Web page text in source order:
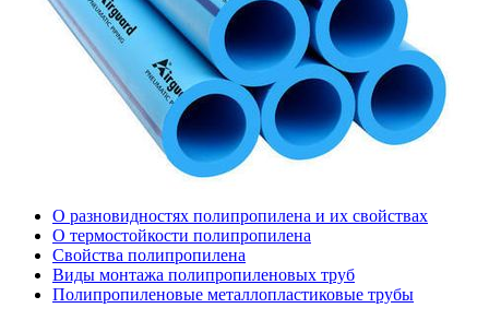
О разновидностях полипропилена и их свойствах
О термостойкости полипропилена
Свойства полипропилена
Виды монтажа полипропиленовых труб
Полипропиленовые металлопластиковые трубы